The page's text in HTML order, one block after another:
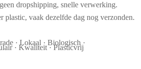
dropshipping, snelle verwerking.
plastic, vaak dezelfde dag nog verzonden.
· Lokaal · Biologisch ·
· Kwaliteit · Plasticvrij